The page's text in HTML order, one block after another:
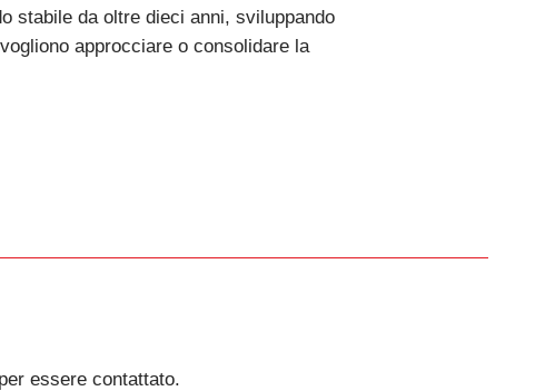
stabile da oltre dieci anni, sviluppando
approcciare o consolidare la
essere contattato.